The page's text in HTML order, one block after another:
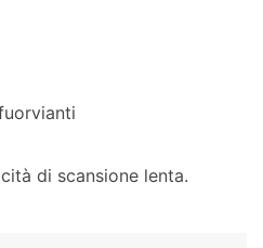
di scansione lenta.